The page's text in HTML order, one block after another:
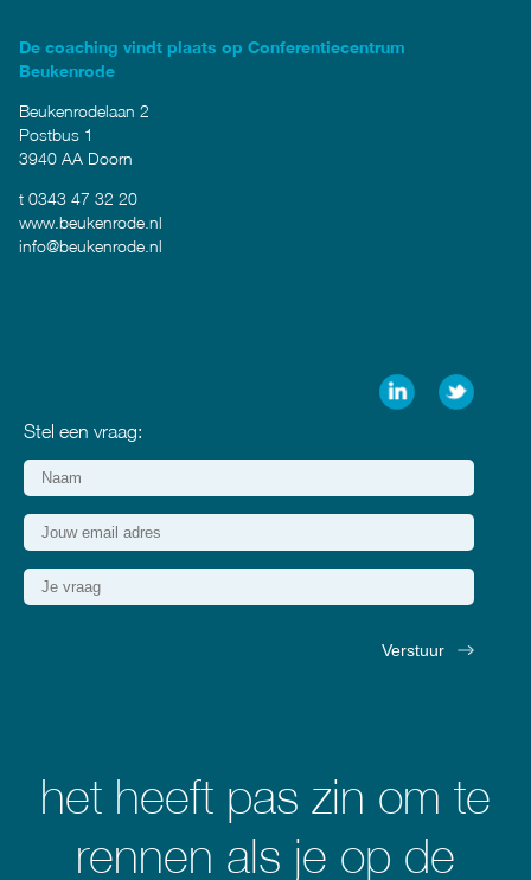
De coaching vindt plaats op Conferentiecentrum
Beukenrode
Beukenrodelaan 2
Postbus 1
3940 AA Doorn
t 0343 47 32 20
www.beukenrode.nl
info@beukenrode.nl
Stel een vraag:
het heeft pas zin om te
rennen als je op de